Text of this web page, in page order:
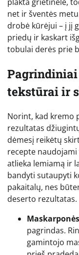
net ir šventės
drobė kūrėjui – į jį
priedų ir kaskart
tobulai derės prie
tekstūrai ir
Norint, kad kremo
rezultatas
dėmesį reikėtų
recepte naudojami
atlieka lemiamą ir
bandyti sutaupyti
pakaitalų, nes
deserto rezultatas.
pagrindas.
gamintojo